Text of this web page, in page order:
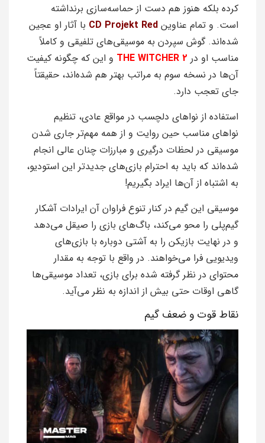
کرده بلکه هنوز هم دست از حماسه‌سازی برنداشته
است. و تمام عناوین CD Projekt Red با آثار او عجین
شده‌اند. گوش سپردن به موسیقی‌های تلفیقی و کاملاً
مناسب او در
THE WITCHER 2
و این که چگونه کیفیت
آن‌ها در نسخه سوم به مراتب بهتر هم شده‌اند، حقیقتاً‌
جای تعجب دارد.
استفاده از نواهای دلچسب در مواقع عادی، تنظیم
نواهای مناسب حین روایت و از همه مهم‌تر جاری شدن
موسیقی در لحظات درگیری و مبارزات چنان عالی انجام
شده‌اند که باید به احترام بازی‌های جدیدتر این استودیو،
به اشتباه از آن‌ها ایراد بگیریم!
موسیقی این گیم در کنار تنوع فراوان آن ایرادات آشکار
گیم‌پلی را محو می‌کند، باگ‌های بازی را صیقل می‌دهد
و در نهایت بازیکن را به آشتی دوباره با بازی‌های
ویدیویی فرا می‌خواهند. در واقع با توجه به مقدار
محتوای در نظر گرفته شده برای بازی، تعداد موسیقی‌ها
گاهی اوقات حتی بیش از اندازه به نظر می‌آید.
نقاط قوت و ضعف گیم